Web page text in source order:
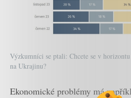
Výzkumníci se ptali: Chcete se v
na Ukrajinu?
Ekonomické problémy má